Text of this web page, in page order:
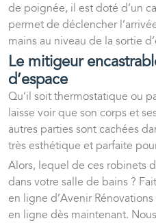
de poignée, il est doté d’un
permet de déclencher
mains au niveau de la sortie
Le mitigeur
d’espace
Qu’il soit thermostatique ou
laisse voir que son corps et
autres parties sont cachées
très esthétique et parfaite
Alors, lequel de ces robinets
dans votre salle de bains ?
en ligne d’Avenir
en ligne dès maintenant.